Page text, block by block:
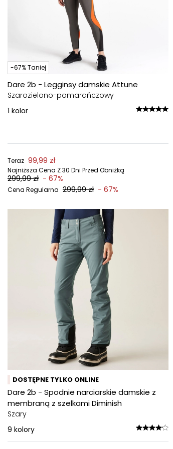
-67% Taniej
Dare 2b - Legginsy damskie Attune
Szarozielono-pomarańczowy
1 kolor
Teraz 99,99 zł
Najniższa Cena Z 30 Dni Przed Obniżką
299,99 zł - 67%
Cena Regularna 299,99 zł - 67%
DOSTĘPNE TYLKO ONLINE
Dare 2b - Spodnie narciarskie damskie z
membraną z szelkami Diminish
Szary
9 kolory